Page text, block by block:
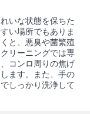
いな状態を保ちた
い場所でもありま
と、悪臭や菌繁殖
リーニングでは専
コンロ周りの焦げ
ます。また、手の
しっかり洗浄して